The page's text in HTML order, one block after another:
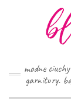
modne
garnitury.